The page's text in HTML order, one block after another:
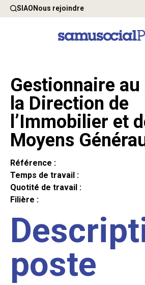
SIAONous rejoindre
Gestionnaire au
la Direction de
l’Immobilier et
Moyens
Référence :
Temps de travail :
Quotité de travail :
Filière :
poste